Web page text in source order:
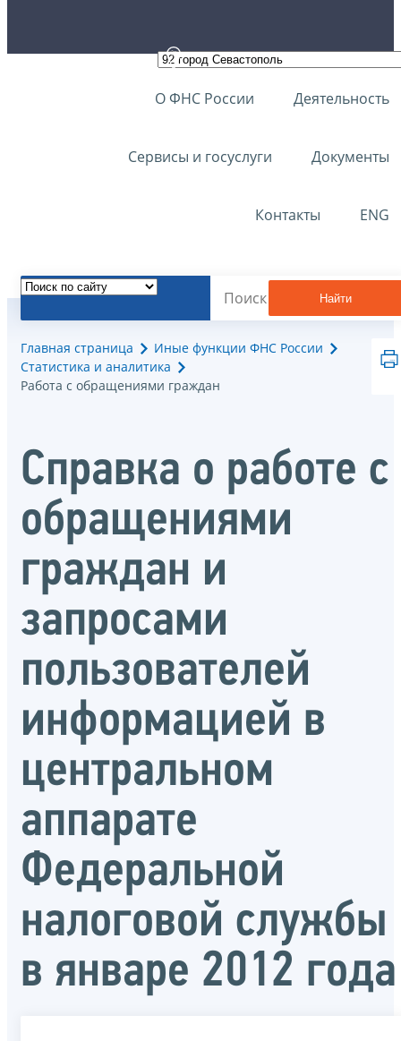
О ФНС России Деятельность
Сервисы и госуслуги Документы
Контакты ENG
Найти
Главная страница
Иные функции ФНС России
Статистика и аналитика
Работа с обращениями граждан
Справка о работе с
обращениями
граждан и
запросами
пользователей
информацией в
центральном
аппарате
Федеральной
налоговой службы
в январе 2012 года